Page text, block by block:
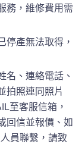
務，維修費用需
停產無法取得，
名、連絡電話、
拍照連同照片
至客服信箱，
回信並報價、如
員聯繫，請致